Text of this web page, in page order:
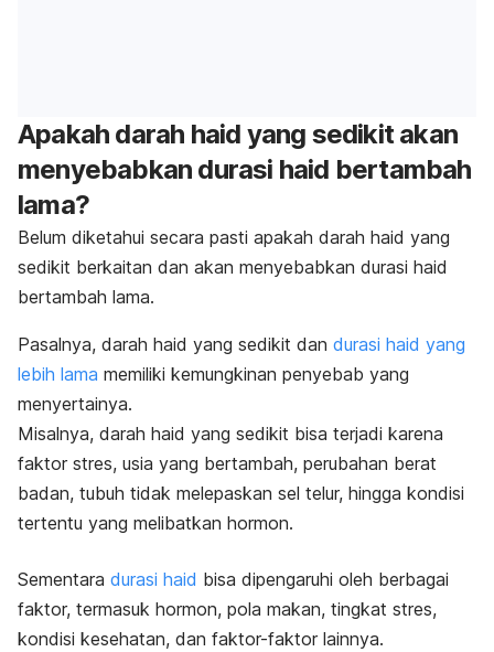
Apakah darah haid yang sedikit akan
menyebabkan durasi haid bertambah
lama?
Belum diketahui secara pasti apakah darah haid yang
sedikit berkaitan dan akan menyebabkan durasi haid
bertambah lama.
Pasalnya, darah haid yang sedikit dan durasi haid yang
lebih lama memiliki kemungkinan penyebab yang
menyertainya.
Misalnya, darah haid yang sedikit bisa terjadi karena
faktor stres, usia yang bertambah, perubahan berat
badan, tubuh tidak melepaskan sel telur, hingga kondisi
tertentu yang melibatkan hormon.
Sementara durasi haid bisa dipengaruhi oleh berbagai
faktor, termasuk hormon, pola makan, tingkat stres,
kondisi kesehatan, dan faktor-faktor lainnya.